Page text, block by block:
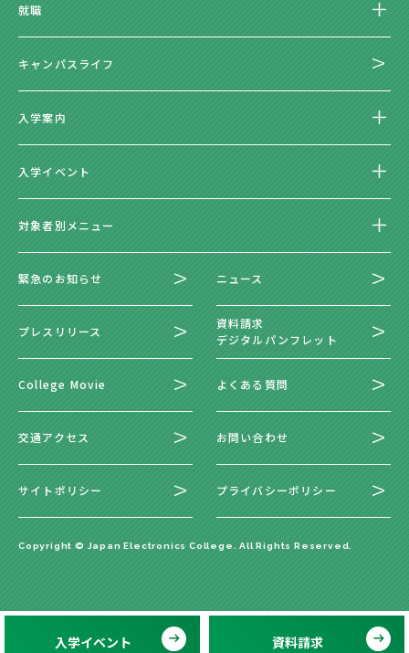
就職
キャンパスライフ
入学案内
入学イベント
対象者別メニュー
緊急のお知らせ ニュース
プレスリリース
資料請求
デジタルパンフレット
College Movie よくある質問
交通アクセス お問い合わせ
サイトポリシー プライバシーポリシー
Copyright © Japan Electronics College. All Rights Reserved.
入学イベント 資料請求